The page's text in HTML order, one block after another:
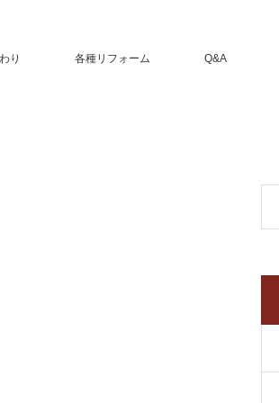
り 各種リフォーム Q&A